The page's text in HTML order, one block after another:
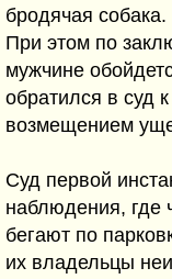
бродячая собака.
При этом по
мужчине
обратился в суд
возмещением
Суд первой
наблюдения, где
бегают по
их владельцы